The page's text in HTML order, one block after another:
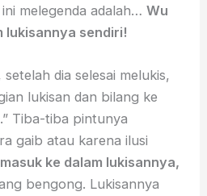
melegenda adalah…Wu
lukisannya sendiri!
dia selesai melukis,
lukisan dan bilang ke
Tiba-tiba pintunya
gaib atau karena ilusi
masuk ke dalam lukisannya,
bengong. Lukisannya